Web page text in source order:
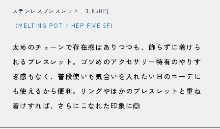
ステンレスブレスレット 3,850円
（MELTING POT / HEP FIVE 5F）
太めのチェーンで存在感はありつつも、飾らずに着けら
れるブレスレット。ゴツめのアクセサリー特有のやりす
ぎ感もなく、普段使いも気合いを入れたい日のコーデに
も使えるから便利。リングやほかのブレスレットと重ね
着けすれば、さらにこなれた印象に🙆